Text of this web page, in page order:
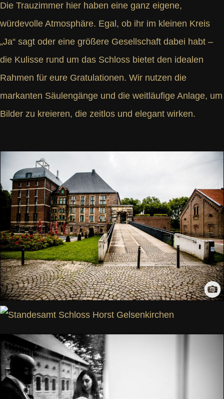
Die Trauzimmer hier haben eine ganz eigene,
würdevolle Atmosphäre. Egal, ob ihr im kleinen Kreis
„Ja“ sagt oder eine größere Gesellschaft dabei habt –
die Kulisse rund um das Schloss bietet den idealen
Rahmen für eure Gratulationen. Wir nutzen die
markanten Säulengänge und die weitläufige Anlage, um
Bilder zu kreieren, die zeitlos und elegant wirken.